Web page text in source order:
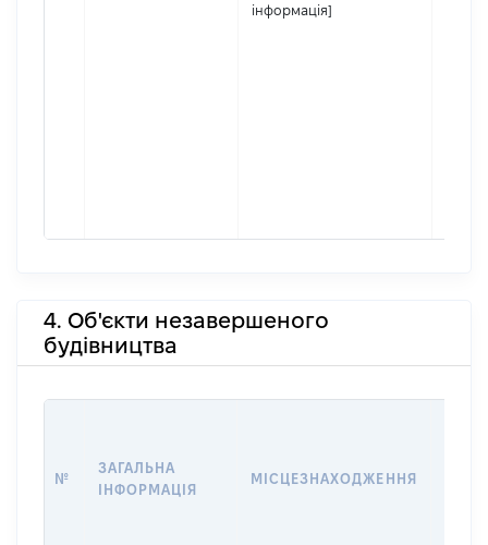
інформація]
4. Об'єкти незавершеного
будівництва
№
ЗАГАЛЬНА
ІНФОРМАЦІЯ
МІСЦЕЗНАХОДЖЕННЯ